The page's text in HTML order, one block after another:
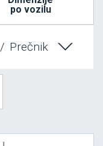
/ Prečnik
po vozilu